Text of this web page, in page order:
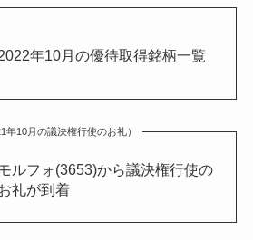
年10月の優待取得銘柄一覧
年10月の議決権行使のお礼）
ルフォ(3653)から議決権行使の
礼が到着